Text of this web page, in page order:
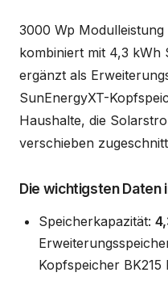
3000 Wp
kombiniert mit 4,3 kWh
ergänzt als
SunEnergyXT-
Haushalte, die
verschieben
Die wichtigsten Daten
Speicherkapazität:
Kopfspeicher